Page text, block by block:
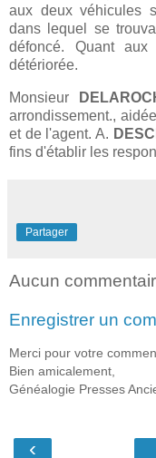
aux deux véhicules
dans lequel se
défoncé. Quant
détériorée.
Monsieur
arrondissement.,
et de l'agent. A.
fins d'établir les
Partager
Aucun
Enregistrer un
Merci pour votre
Bien amicalement,
Généalogie Presses
‹